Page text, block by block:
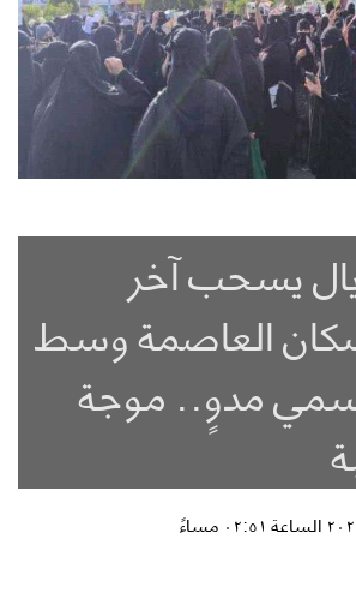
يسحب آخر
العاصمة وسط
مدوٍ.. موجة